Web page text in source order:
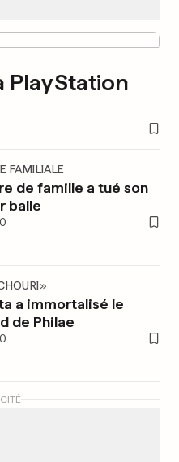
PlayStation
FAMILIALE
de famille a tué son
balle
0
a immortalisé le
de Philae
0